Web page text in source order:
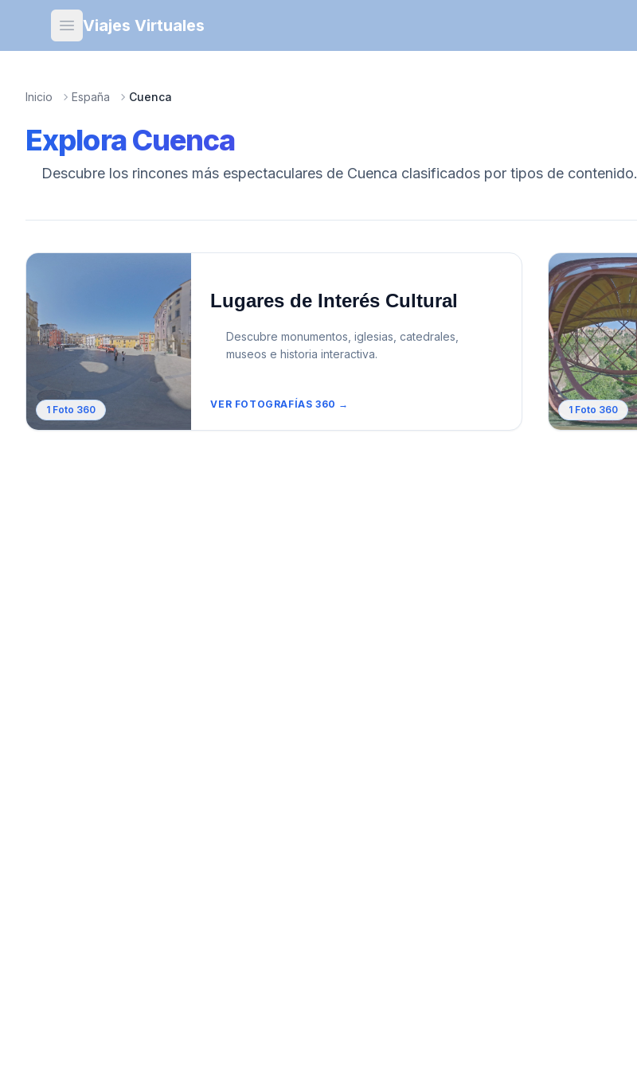
Open main menu
Viajes Virtuales
Inicio España Cuenca
ExploraCuenca
Descubre los rincones más espectaculares de Cuenca clasificados por tipos de contenido.
1 Foto 360
Lugares de Interés Cultural
Descubre monumentos, iglesias, catedrales,
museos e historia interactiva.
VER FOTOGRAFÍAS 360 → 1 Foto 360